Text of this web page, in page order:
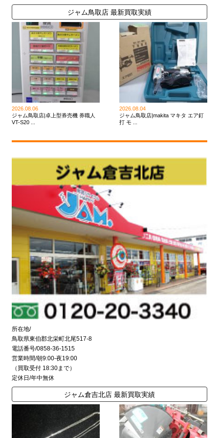
ジャム鳥取店 最新買取実績
2026.08.06
ジャム鳥取店|卓上型券売機 券職人
VT-S20 ...
2026.08.04
ジャム鳥取店|makita マキタ エア釘
打 モ ...
所在地/
鳥取県東伯郡北栄町北尾517-8
電話番号/0858-36-1515
営業時間/朝9:00-夜19:00
（買取受付 18:30まで）
定休日/年中無休
ジャム倉吉北店 最新買取実績